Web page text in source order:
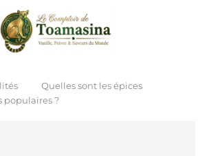
Quelles sont les épices
populaires ?